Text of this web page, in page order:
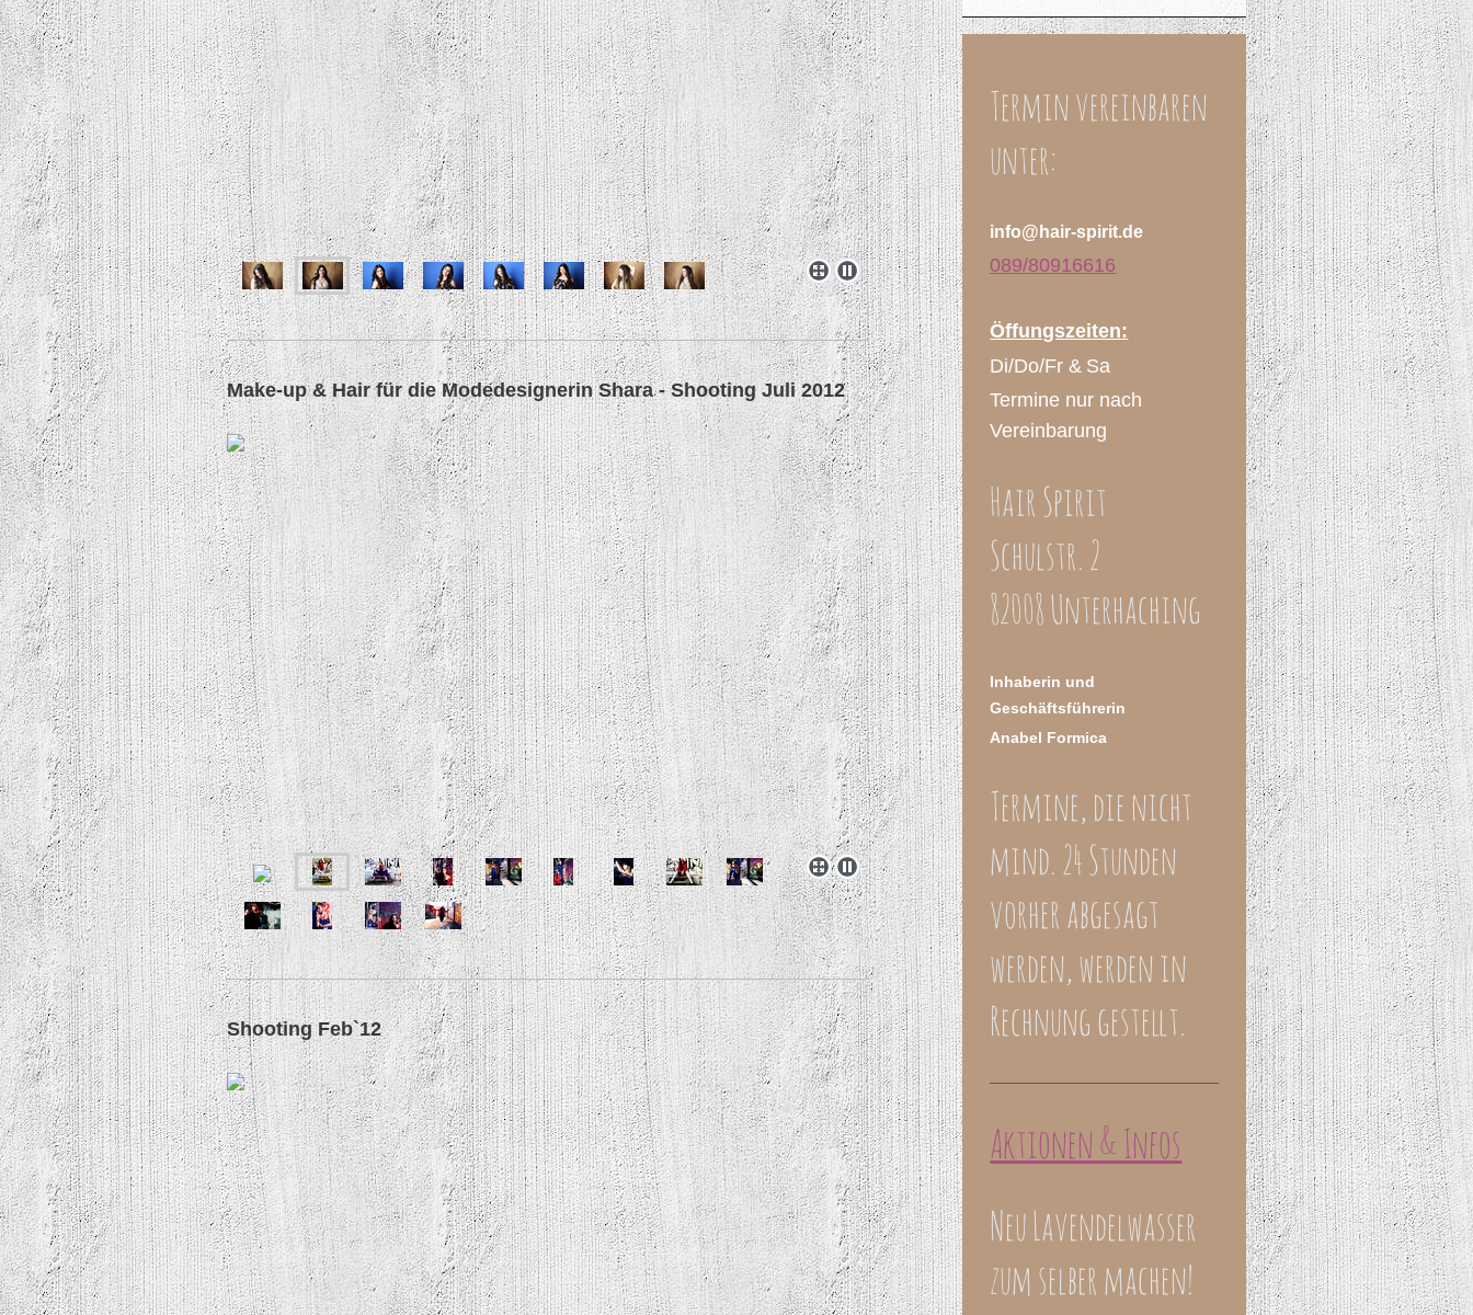
Make-up & Hair für die Modedesignerin Shara - Shooting Juli 2012
Shooting Feb`12
Termin vereinbaren
unter:
info@hair-spirit.de
089/80916616
Öffungszeiten:
Di/Do/Fr & Sa
Termine nur nach
Vereinbarung
Hair Spirit
Schulstr. 2
82008 Unterhaching
Inhaberin und
Geschäftsführerin
Anabel Formica
Termine, die nicht
mind. 24 Stunden
vorher abgesagt
werden, werden in
Rechnung gestellt.
Aktionen & Infos
Neu Lavendelwasser
zum selber machen!